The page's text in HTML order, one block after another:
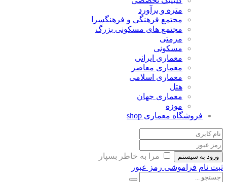
متره و برآورد
مجتمع فرهنگی و فرهنگسرا
مجتمع های مسکونی بزرگ
مرمتی
مسکونی
معماری ایرانی
معماری معاصر
معماری اسلامی
هتل
معماری جهان
موزه
فروشگاه معماری shop
ورود به سیستم
مرا به خاطر بسپار
ثبت نام فراموشی رمز عبور